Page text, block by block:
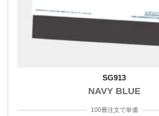
SG913
NAVY BLUE
100冊注文で単価